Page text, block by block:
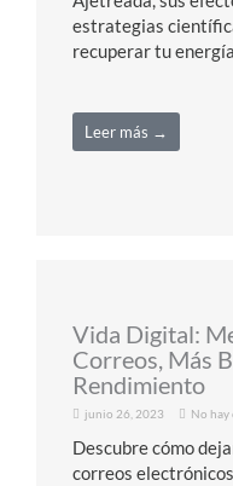
estrategias
recuperar tu
Leer más →
Vida Digital:
Correos, Más
Rendimiento
junio 26, 2023 No hay
Descubre cómo
correos